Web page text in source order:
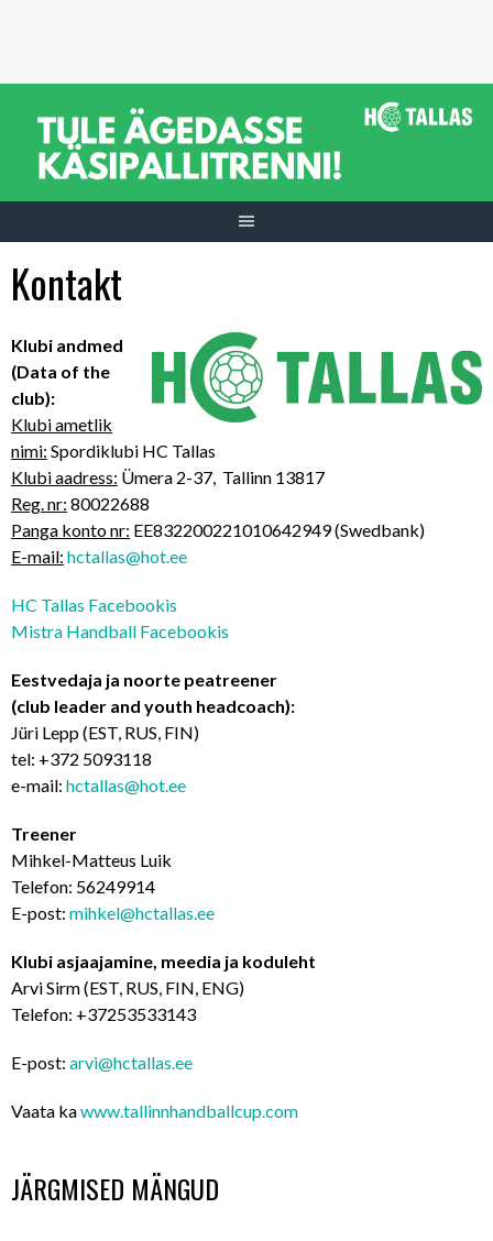
Kontakt
Klubi andmed
(Data of the
club):
Klubi ametlik
nimi: Spordiklubi HC Tallas
Klubi aadress: Ümera 2-37, Tallinn 13817
Reg. nr: 80022688
Panga konto nr: EE832200221010642949 (Swedbank)
E-mail: hctallas@hot.ee
HC Tallas Facebookis
Mistra Handball Facebookis
Eestvedaja ja noorte peatreener
(club leader and youth headcoach):
Jüri Lepp (EST, RUS, FIN)
tel: +372 5093118
e-mail: hctallas@hot.ee
Treener
Mihkel-Matteus Luik
Telefon: 56249914
E-post: mihkel@hctallas.ee
Klubi asjaajamine, meedia ja koduleht
Arvi Sirm (EST, RUS, FIN, ENG)
Telefon: +37253533143
E-post: arvi@hctallas.ee
Vaata kawww.tallinnhandballcup.com
JÄRGMISED MÄNGUD